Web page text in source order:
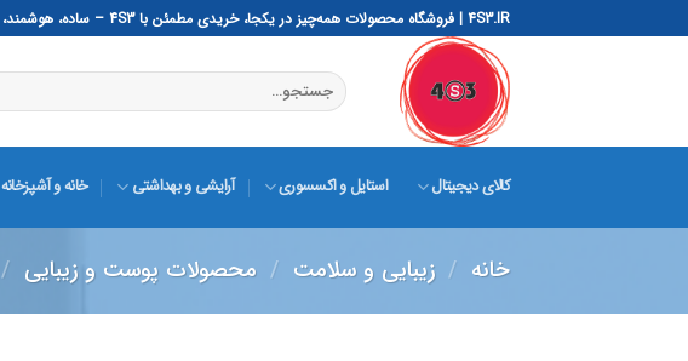
4S3.IR | فروشگاه محصولات همه‌چیز در یکجا، خریدی مطمئن با 4S3 – ساده، هوشمند، سریع و ایمن
جستجو
برای:
کالای دیجیتال استایل و اکسسوری آرایشی و بهداشتی خانه و آشپزخانه
خانه / زیبایی و سلامت / محصولات پوست و زیبایی /